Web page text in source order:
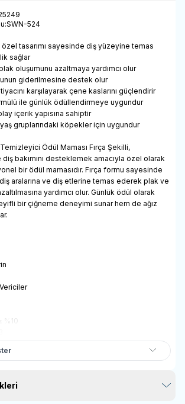
:SWN-524
özel tasarımı sayesinde diş yüzeyine temas
sağlar
oluşumunu azaltmaya yardımcı olur
giderilmesine destek olur
karşılayarak çene kaslarını güçlendirir
ile günlük ödüllendirmeye uygundur
içerik yapısına sahiptir
yaş gruplarındaki köpekler için uygundur
Ödül Maması Fırça Şekilli,
bakımını desteklemek amacıyla özel olarak
bir ödül mamasıdır. Fırça formu sayesinde
aralarına ve diş etlerine temas ederek plak ve
yardımcı olur. Günlük ödül olarak
bir çiğneme deneyimi sunar hem de ağız